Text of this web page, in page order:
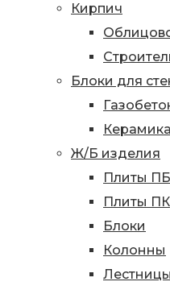
Кирпич
Блоки для
Керамика
Ж/Б изделия
Плиты ПБ
Плиты ПК
Блоки
Колонны
Лестницы